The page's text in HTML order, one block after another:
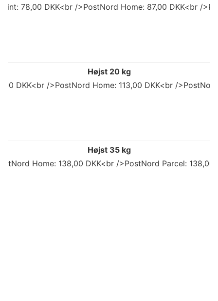
78,00 DKK<br />PostNord Home: 87,00 DKK<br /
Højst 20 kg
DKK<br />PostNord Home: 113,00 DKK<br /
Højst 35 kg
Home: 138,00 DKK<br />PostNord Parcel: 138,00